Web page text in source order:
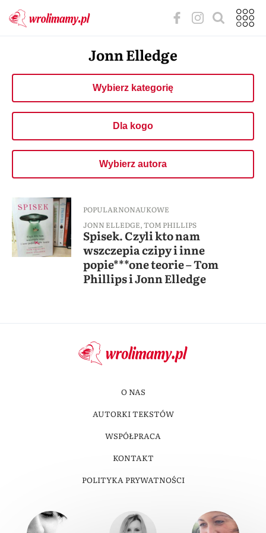
Jonn Elledge
Wybierz kategorię
Dla kogo
Wybierz autora
POPULARNONAUKOWE
JONN ELLEDGE,TOM PHILLIPS
Spisek. Czyli kto nam
wszczepia czipy i inne
popie***one teorie – Tom
Phillips i Jonn Elledge
O NAS
AUTORKI TEKSTÓW
WSPÓŁPRACA
KONTAKT
POLITYKA PRYWATNOŚCI